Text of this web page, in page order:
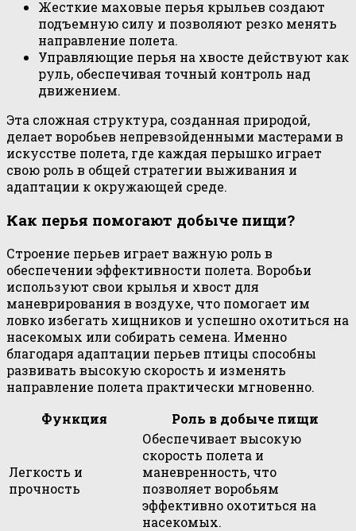
Жесткие маховые перья крыльев создают
подъемную силу и позволяют резко менять
направление полета.
Управляющие перья на хвосте действуют как
руль, обеспечивая точный контроль над
движением.
Эта сложная структура, созданная природой,
делает воробьев непревзойденными мастерами в
искусстве полета, где каждая перышко играет
свою роль в общей стратегии выживания и
адаптации к окружающей среде.
Как перья помогают добыче пищи?
Строение перьев играет важную роль в
обеспечении эффективности полета. Воробьи
используют свои крылья и хвост для
маневрирования в воздухе, что помогает им
ловко избегать хищников и успешно охотиться на
насекомых или собирать семена. Именно
благодаря адаптации перьев птицы способны
развивать высокую скорость и изменять
направление полета практически мгновенно.
Функция
Роль в добыче пищи
Легкость и
прочность
Обеспечивает высокую
скорость полета и
маневренность, что
позволяет воробьям
эффективно охотиться на
насекомых.